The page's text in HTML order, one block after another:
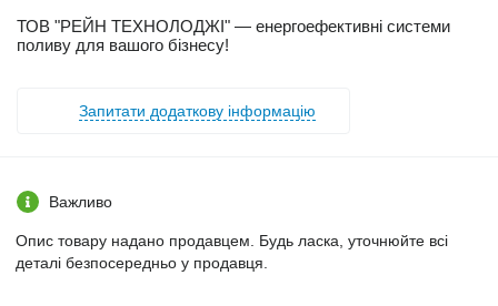
ТОВ "РЕЙН ТЕХНОЛОДЖІ" — енергоефективні системи
поливу для вашого бізнесу!
Запитати додаткову інформацію
Важливо
Опис товару надано продавцем. Будь ласка, уточнюйте всі
деталі безпосередньо у продавця.